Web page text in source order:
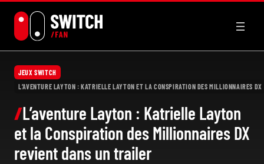
contenu
JEUX SWITCH
L’AVENTURE LAYTON : KATRIELLE LAYTON ET LA CONSPIRATION DES MILLIONNAIRES DX
L’aventure Layton : Katrielle Layton
et la Conspiration des Millionnaires DX
revient dans un trailer